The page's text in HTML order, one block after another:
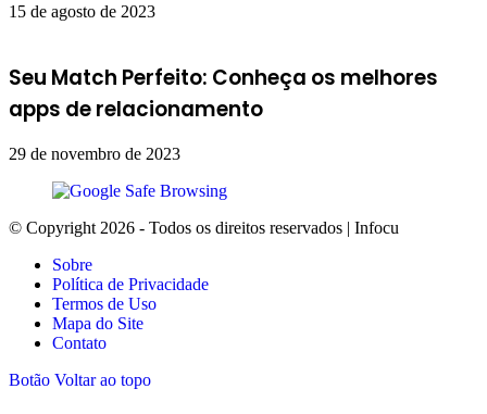
15 de agosto de 2023
Seu Match Perfeito: Conheça os melhores
apps de relacionamento
29 de novembro de 2023
© Copyright 2026 - Todos os direitos reservados | Infocu
Sobre
Política de Privacidade
Termos de Uso
Mapa do Site
Contato
Botão Voltar ao topo